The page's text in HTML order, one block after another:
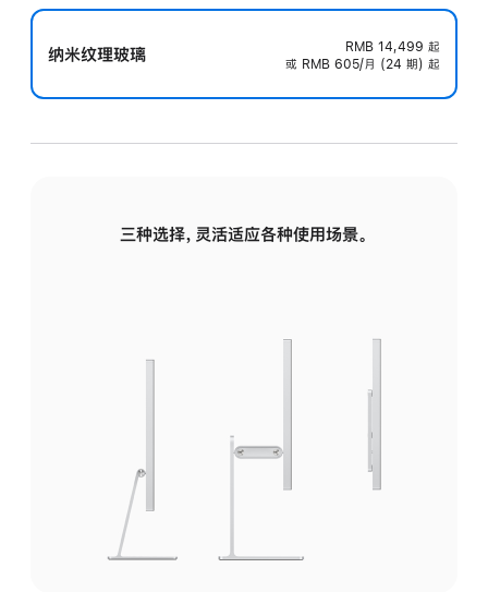
纳米纹理玻璃 RMB 14,499 起
或 RMB 605/月 (24 期) 起
三种选择，灵活适应各种使用场景。